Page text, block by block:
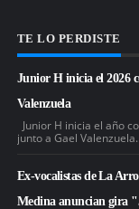
TE LO PERDISTE
Junior H inicia el 2026
Valenzuela
Junior H inicia el año
junto a Gael
Ex-vocalistas de La
Medina anuncian gira